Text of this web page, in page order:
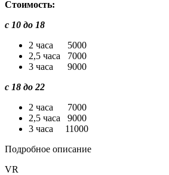
Стоимость:
с 10 до 18
2 часа 5000
2,5 часа 7000
3 часа 9000
с 18 до 22
2 часа 7000
2,5 часа 9000
3 часа 11000
Подробное описание
VR